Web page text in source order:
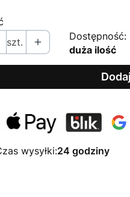
szt.
Dostępność:
duża ilość
wysyłki:24 godziny